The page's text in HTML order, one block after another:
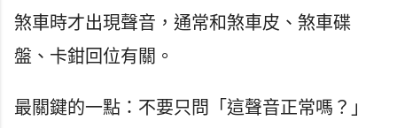
煞車時才出現聲音，通常和煞車皮、煞車碟
盤、卡鉗回位有關。
最關鍵的一點：不要只問「這聲音正常嗎？」